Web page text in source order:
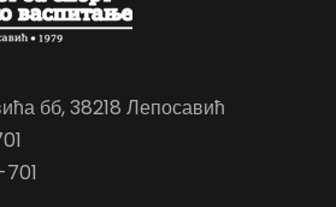
бб, 38218 Лепосавић